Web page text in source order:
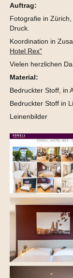
Auftrag:
Fotografie in
Druck.
Koordination in
Hotel Rex"
Vielen herzlichen
Material:
Bedruckter Stoff, in
Bedruckter Stoff in
Leinenbilder